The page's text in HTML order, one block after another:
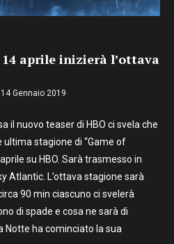
aprile inizierà l’ottava
14 Gennaio 2019
il nuovo teaser di HBO ci svela che
ultima stagione di “Game of
su HBO. Sarà trasmesso in
Atlantic. L’ottava stagione sarà
90 min ciascuno ci svelerà
di spade e cosa ne sarà di
Notte ha cominciato la sua